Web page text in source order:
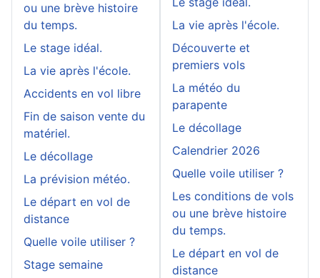
ou une brève histoire
du temps.
Le stage idéal.
La vie après l'école.
Accidents en vol libre
Fin de saison vente du
matériel.
Le décollage
La prévision météo.
Le départ en vol de
distance
Quelle voile utiliser ?
Stage semaine
La vie après l'école.
Découverte et
premiers vols
La météo du
parapente
Le décollage
Calendrier 2026
Quelle voile utiliser ?
Les conditions de vols
ou une brève histoire
du temps.
Le départ en vol de
distance